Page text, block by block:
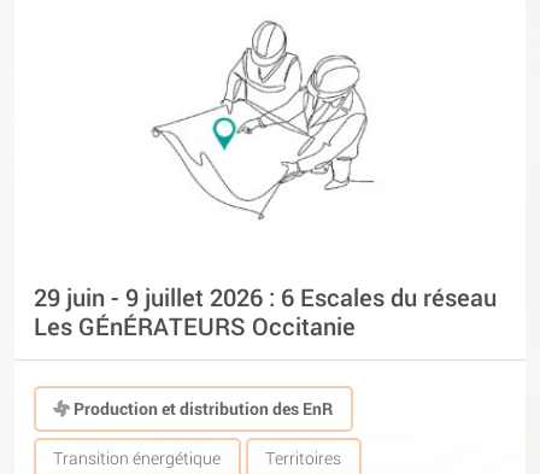
29 juin - 9 juillet 2026 : 6 Escales du réseau
Les GÉnÉRATEURS Occitanie
Production et distribution des EnR
Transition énergétique Territoires